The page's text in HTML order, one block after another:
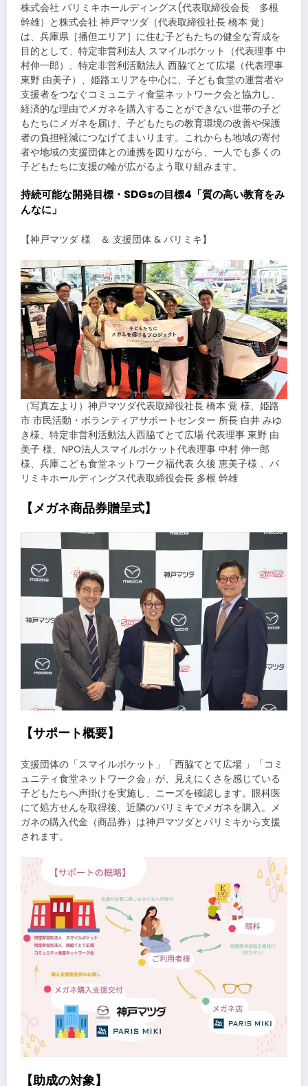
株式会社 パリミキホールディングス(代表取締役会長 多根
幹雄）と株式会社 神戸マツダ（代表取締役社長 橋本 覚）
は、兵庫県［播但エリア］に住む子どもたちの健全な育成を
目的として、特定非営利法人 スマイルポケット（代表理事 中
村伸一郎）、特定非営利活動法人 西脇てとて広場（代表理事
東野 由美子）、姫路エリアを中心に、子ども食堂の運営者や
支援者をつなぐコミュニティ食堂ネットワーク会と協力し、
経済的な理由でメガネを購入することができない世帯の子ど
もたちにメガネを届け、子どもたちの教育環境の改善や保護
者の負担軽減につなげてまいります。これからも地域の寄付
者や地域の支援団体との連携を図りながら、一人でも多くの
子どもたちに支援の輪が広がるよう取り組みます。
持続可能な開発目標・SDGsの目標4「質の高い教育をみ
んなに」
【神戸マツダ 様 ＆ 支援団体 & パリミキ】
（写真左より）神戸マツダ代表取締役社長 橋本 覚 様、姫路
市 市民活動・ボランティアサポートセンター 所長 白井 みゆ
き様、特定非営利活動法人西脇てとて広場 代表理事 東野 由
美子 様、NPO法人スマイルポケット代表理事 中村 伸一郎
様、兵庫こども食堂ネットワーク福代表 久後 恵美子様 、パ
リミキホールディングス代表取締役会長 多根 幹雄
【メガネ商品券贈呈式】
【サポート概要】
支援団体の「スマイルポケット」「西脇てとて広場 」「コミ
ュニティ食堂ネットワーク会」が、見えにくさを感じている
子どもたちへ声掛けを実施し、ニーズを確認します。眼科医
にて処方せんを取得後、近隣のパリミキでメガネを購入。メ
ガネの購入代金（商品券）は神戸マツダとパリミキから支援
されます。
【助成の対象】